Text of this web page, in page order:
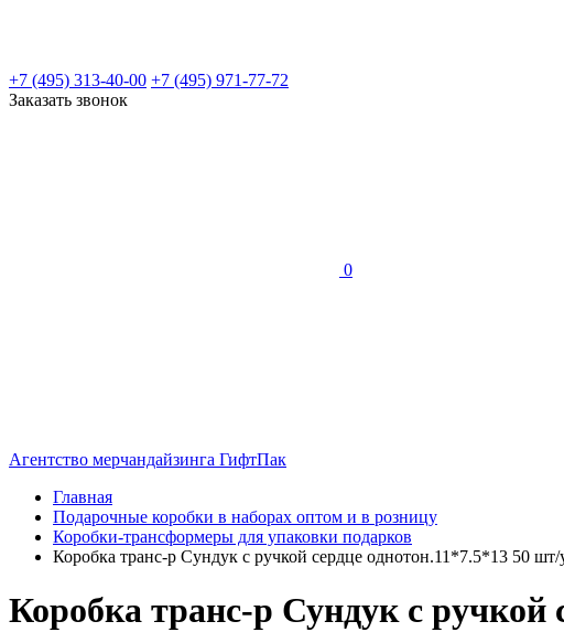
+7 (495) 313-40-00 +7 (495) 971-77-72
Заказать звонок
0
Агентство мерчандайзинга ГифтПак
Главная
Подарочные коробки в наборах оптом и в розницу
Коробки-трансформеры для упаковки подарков
Коробка транс-р Сундук с ручкой сердце однотон.11*7.5*13 50
Коробка транс-р Сундук с